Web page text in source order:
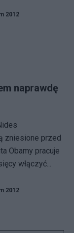
2012
naprawdę
zniesione przed
Obamy pracuje
włączyć...
2012